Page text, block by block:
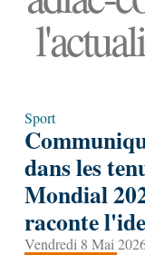
Sport
dans les
Mondial
raconte
Vendredi 8 Mai